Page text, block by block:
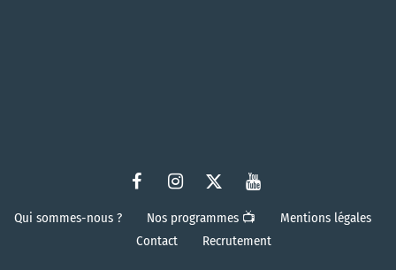
Qui sommes-nous ? Nos programmes 📺
Mentions légales
Contact
Recrutement